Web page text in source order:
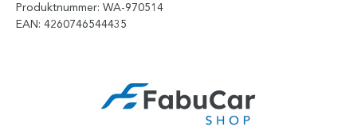
Produktnummer: WA-970514
EAN: 4260746544435